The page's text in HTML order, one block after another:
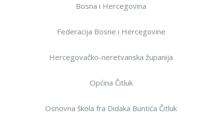
Bosna i Hercegovina
Federacija Bosne i Hercegovine
Hercegovačko-neretvanska županija
Općina Čitluk
Osnovna škola fra Didaka Buntića Čitluk